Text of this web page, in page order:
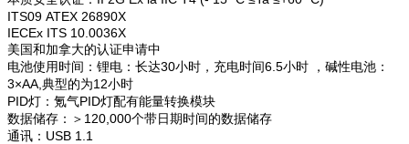
ITS09 ATEX 26890X
IECEx ITS 10.0036X
美国和加拿大的认证申请中
电池使用时间：锂电：长达30小时，充电时间6.5小时 ，碱性电池：
3×AA,典型的为12小时
PID灯：氪气PID灯配有能量转换模块
数据储存：＞120,000个带日期时间的数据储存
通讯：USB 1.1